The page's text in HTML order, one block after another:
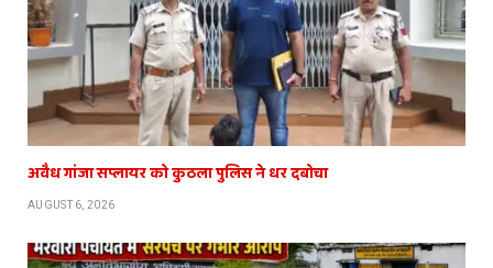
अवैध गांजा सप्लायर को कुठला पुलिस ने धर दबोचा
AUGUST 6, 2026